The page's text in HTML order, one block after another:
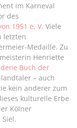
im Karneval
des
1951 e. V. Viele
letzten
Medaille. Zu
Henriette
Buch der
– auch
kein anderer zum
kulturelle Erbe
Kölner